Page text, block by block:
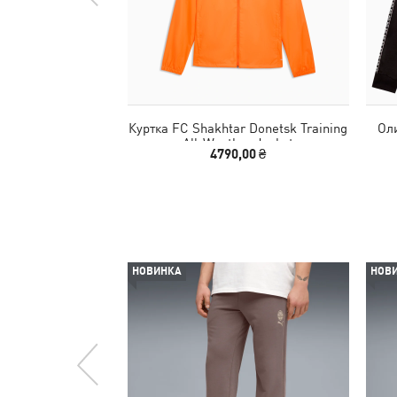
Куртка FC Shakhtar Donetsk Training
All-Weather Jacket
4790,00 ₴
НОВИНКА